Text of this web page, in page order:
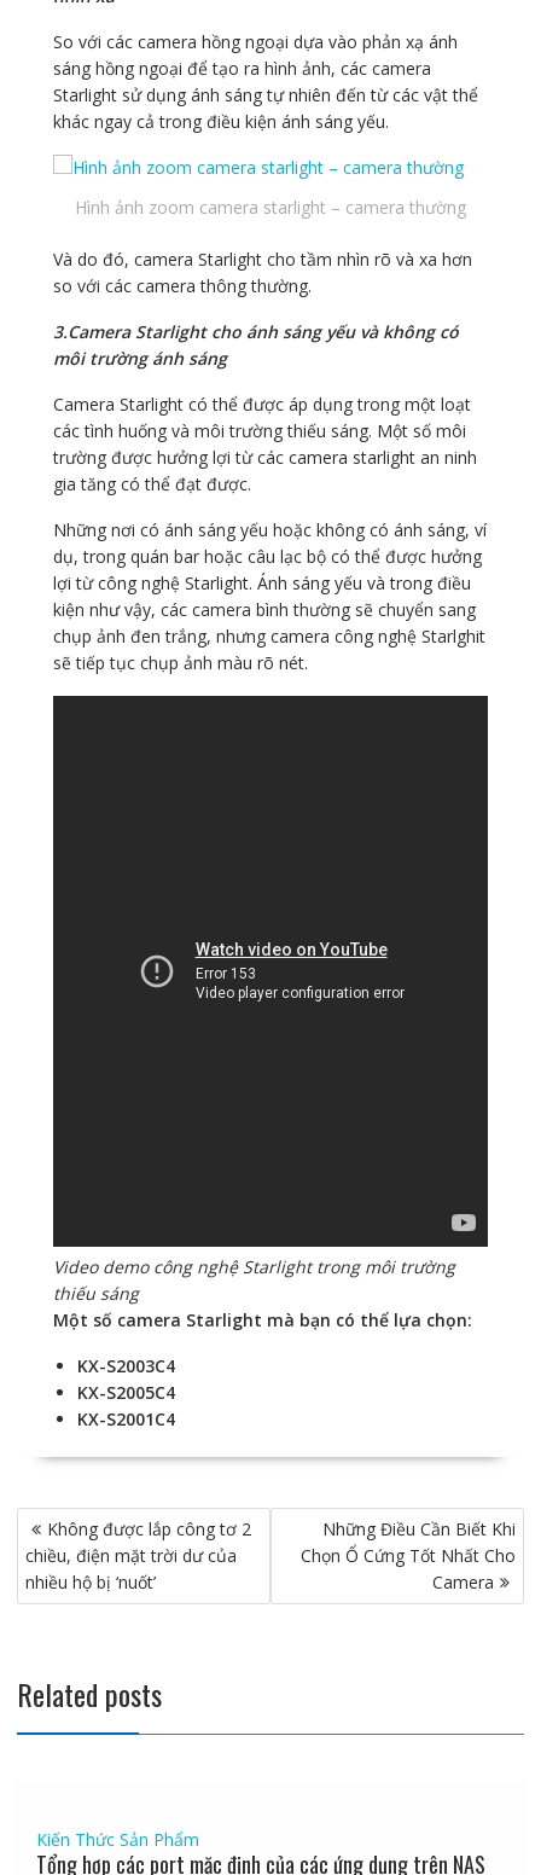
So với các camera hồng ngoại dựa vào phản xạ ánh
sáng hồng ngoại để tạo ra hình ảnh, các camera
Starlight sử dụng ánh sáng tự nhiên đến từ các vật thể
khác ngay cả trong điều kiện ánh sáng yếu.
Hình ảnh zoom camera starlight – camera thường
Và do đó, camera Starlight cho tầm nhìn rõ và xa hơn
so với các camera thông thường.
3.Camera Starlight cho ánh sáng yếu và không có
môi trường ánh sáng
Camera Starlight có thể được áp dụng trong một loạt
các tình huống và môi trường thiếu sáng. Một số môi
trường được hưởng lợi từ các camera starlight an ninh
gia tăng có thể đạt được.
Những nơi có ánh sáng yếu hoặc không có ánh sáng, ví
dụ, trong quán bar hoặc câu lạc bộ có thể được hưởng
lợi từ công nghệ Starlight. Ánh sáng yếu và trong điều
kiện như vậy, các camera bình thường sẽ chuyển sang
chụp ảnh đen trắng, nhưng camera công nghệ Starlghit
sẽ tiếp tục chụp ảnh màu rõ nét.
Video demo công nghệ Starlight trong môi trường
thiếu sáng
Một số camera Starlight mà bạn có thể lựa chọn:
KX-S2003C4
KX-S2005C4
KX-S2001C4
Điều
hướng
bài
viết
Không được lắp công tơ 2
chiều, điện mặt trời dư của
nhiều hộ bị ‘nuốt’
Những Điều Cần Biết Khi
Chọn Ổ Cứng Tốt Nhất Cho
Camera
Related posts
Kiến Thức Sản Phẩm
Tổng hợp các port mặc định của các ứng dụng trên NAS